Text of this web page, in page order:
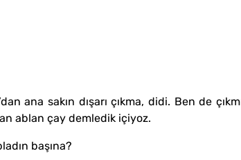
ana sakın dışarı çıkma, didi. Ben de
ablan çay demledik içiyoz.
başına?